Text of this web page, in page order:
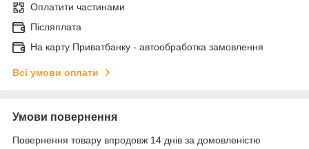
Оплатити частинами
Післяплата
На карту Приватбанку - автообработка замовлення
Всі умови оплати
Умови повернення
Повернення товару впродовж 14 днів за домовленістю